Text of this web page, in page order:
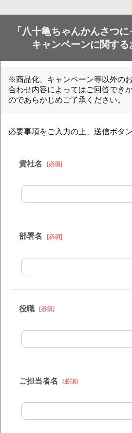
「八十亀ちゃんかんさつに
キャンペーンに関す
※商品化、キャンペーン等以外の
合わせ内容によってはご回答でき
のであらかじめご了承ください。
必要事項をご入力の上、送信ボタ
貴社名 [必須]
部署名 [必須]
役職 [必須]
ご担当者名 [必須]